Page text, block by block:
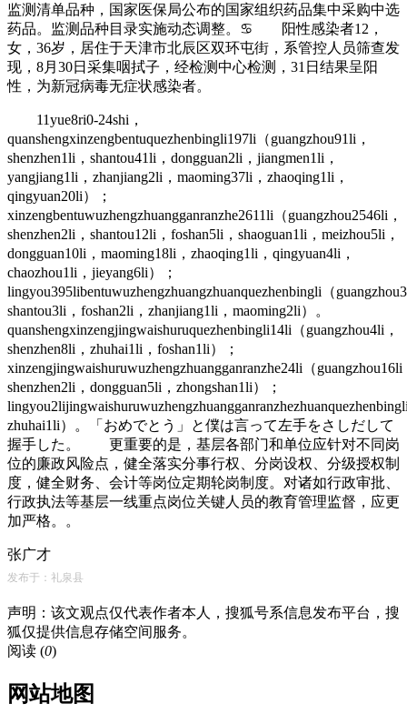
监测清单品种，国家医保局公布的国家组织药品集中采购中选
药品。监测品种目录实施动态调整。♋ 阳性感染者12，
女，36岁，居住于天津市北辰区双环屯街，系管控人员筛查发
现，8月30日采集咽拭子，经检测中心检测，31日结果呈阳
性，为新冠病毒无症状感染者。
11yue8ri0-24shi，
quanshengxinzengbentuquezhenbingli197li（guangzhou91li，
shenzhen1li，shantou41li，dongguan2li，jiangmen1li，
yangjiang1li，zhanjiang2li，maoming37li，zhaoqing1li，
qingyuan20li）；
xinzengbentuwuzhengzhuangganranzhe2611li（guangzhou2546li，
shenzhen2li，shantou12li，foshan5li，shaoguan1li，meizhou5li，
dongguan10li，maoming18li，zhaoqing1li，qingyuan4li，
chaozhou1li，jieyang6li）；
lingyou395libentuwuzhengzhuangzhuanquezhenbingli（
shantou3li，foshan2li，zhanjiang1li，maoming2li）。
quanshengxinzengjingwaishuruquezhenbingli14li（guangzhou4li，
shenzhen8li，zhuhai1li，foshan1li）；
xinzengjingwaishuruwuzhengzhuangganranzhe24li（guangzhou16li
shenzhen2li，dongguan5li，zhongshan1li）；
zhuhai1li）。「おめでとう」と僕は言って左手をさしだして
握手した。 更重要的是，基层各部门和单位应针对不同岗
位的廉政风险点，健全落实分事行权、分岗设权、分级授权制
度，健全财务、会计等岗位定期轮岗制度。对诸如行政审批、
行政执法等基层一线重点岗位关键人员的教育管理监督，应更
加严格。。
张广才
发布于：礼泉县
声明：该文观点仅代表作者本人，搜狐号系信息发布平台，搜
狐仅提供信息存储空间服务。
阅读 (0)
网站地图